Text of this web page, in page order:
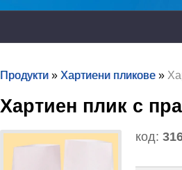
Продукти » Хартиени пликове »
Хартиен плик с
код: